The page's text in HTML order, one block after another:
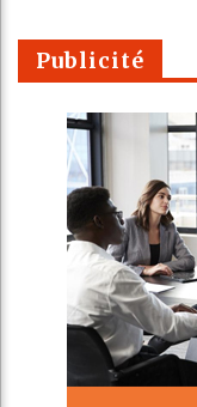
Publicité